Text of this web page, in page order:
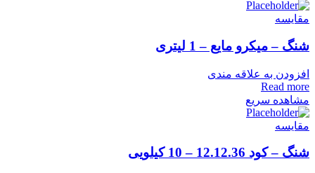
مقایسه
شنگ – میکرو مایع – 1 لیتری
افزودن به علاقه مندی
Read more
مشاهده سریع
مقایسه
شنگ – کود 12.12.36 – 10 کیلویی